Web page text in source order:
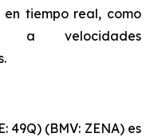
tiempo real, como
a velocidades
49Q) (BMV: ZENA) es